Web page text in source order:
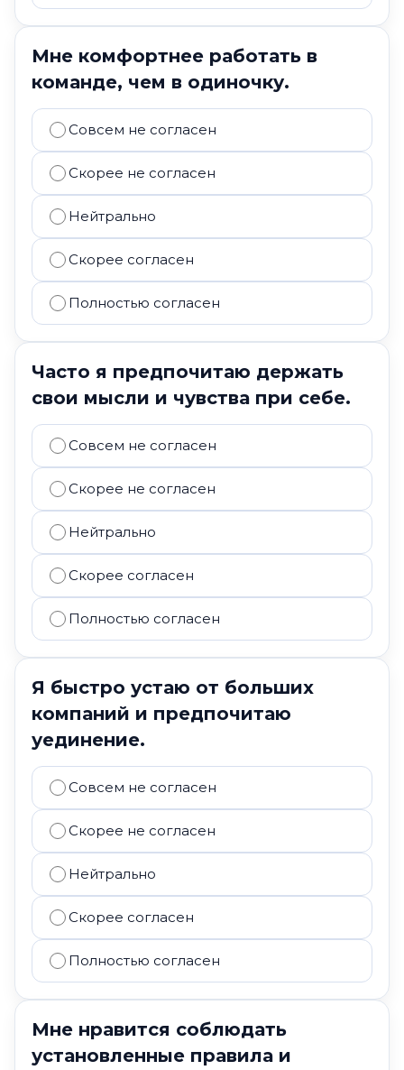
Мне комфортнее работать в
команде, чем в одиночку.
Совсем не согласен
Скорее не согласен
Нейтрально
Скорее согласен
Полностью согласен
Часто я предпочитаю держать
свои мысли и чувства при себе.
Совсем не согласен
Скорее не согласен
Нейтрально
Скорее согласен
Полностью согласен
Я быстро устаю от больших
компаний и предпочитаю
уединение.
Совсем не согласен
Скорее не согласен
Нейтрально
Скорее согласен
Полностью согласен
Мне нравится соблюдать
установленные правила и